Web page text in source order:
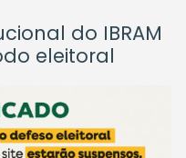
do IBRAM
eleitoral